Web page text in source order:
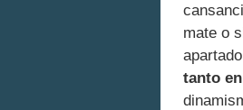
mate o
apartado
tanto